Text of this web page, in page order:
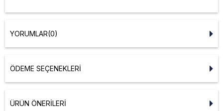
YORUMLAR(0)
ÖDEME SEÇENEKLERI
ÜRÜN ÖNERILERI